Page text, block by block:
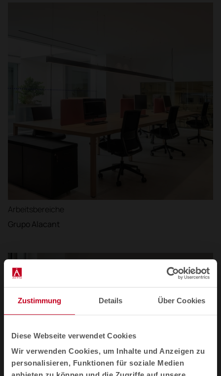
Zustimmung Details Über Cookies
Diese Webseite verwendet Cookies
Wir verwenden Cookies, um Inhalte und Anzeigen zu
personalisieren, Funktionen für soziale Medien
Arbeitsbereiche
Grupo Alacant